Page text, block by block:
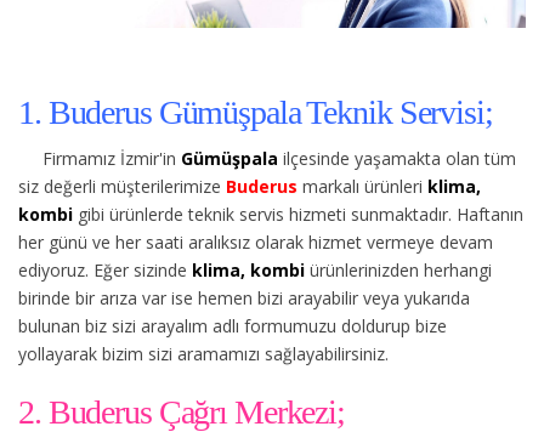
1. Buderus Gümüşpala Teknik Servisi;
Firmamız İzmir'in Gümüşpala ilçesinde yaşamakta olan tüm
siz değerli müşterilerimize Buderus markalı ürünleri klima,
kombi gibi ürünlerde teknik servis hizmeti sunmaktadır. Haftanın
her günü ve her saati aralıksız olarak hizmet vermeye devam
ediyoruz. Eğer sizinde klima, kombi ürünlerinizden herhangi
birinde bir arıza var ise hemen bizi arayabilir veya yukarıda
bulunan biz sizi arayalım adlı formumuzu doldurup bize
yollayarak bizim sizi aramamızı sağlayabilirsiniz.
2. Buderus Çağrı Merkezi;